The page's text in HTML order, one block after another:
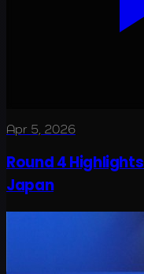
Apr 5, 2026
Round 4
Japan